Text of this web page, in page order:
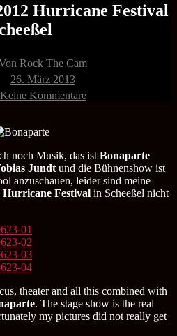
Hurricane Festival
Rock The Cam
Veröffentlichungsdatum
26. März 2013
Keine Kommentarezu
Bonaparte
Scheeßel
noch Musik, das ist Bonaparte
Jundt und die Bühnenshow ist
anzuschauen, leider sind meine
Hurricane Festival in Scheeßel nicht
theater and all this combined with
. The stage show is the real
my pictures did not really get